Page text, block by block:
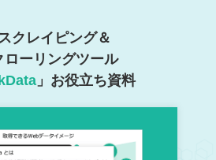
クレイピング＆
ローリングツール
」お役立ち資料